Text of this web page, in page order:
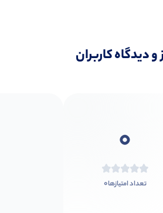
و دیدگاه کاربران
0
تعداد امتیازها0